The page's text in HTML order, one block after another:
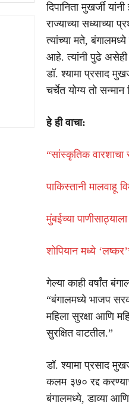
दिपानिता मुखर्जी
राज्याच्या सध्याच्या
त्यांच्या मते,
आहे. त्यांनी पुढे असेही
डॉ. श्यामा प्रसाद
चर्चेत योग्य तो
हे ही वाचा:
“सांस्कृतिक
पाकिस्तानी मालवाहू
मुंबईच्या
शोपियान मध्ये
गेल्या काही वर्षांत
“बंगालमध्ये भाजप
महिला सुरक्षा आणि
सुरक्षित वाटतील.”
डॉ. श्यामा प्रसाद
कलम ३७० रद्द
बंगालमध्ये, डाव्या आणि